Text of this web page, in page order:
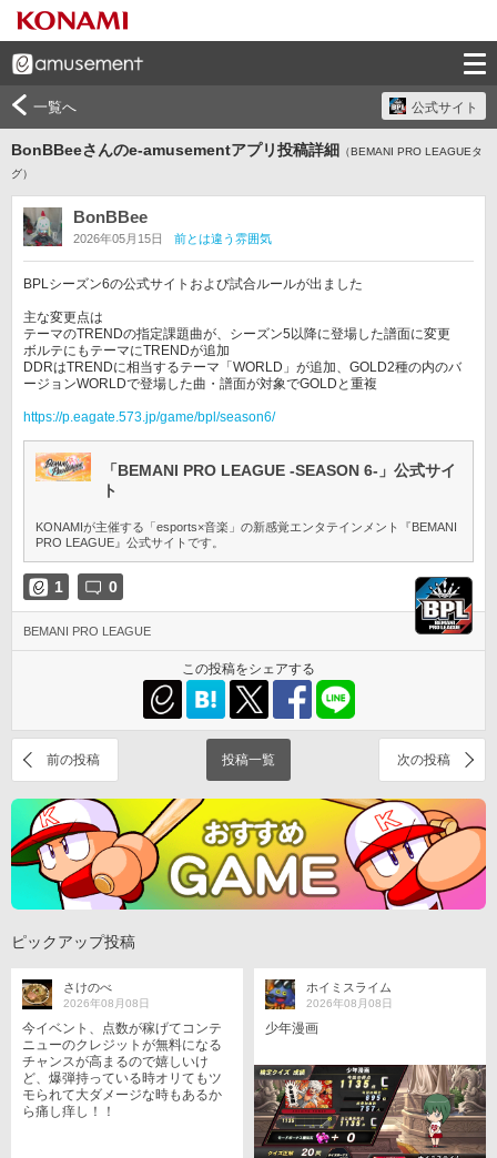
一覧へ 公式サイト
BonBBeeさんのe-amusementアプリ投稿詳細 （BEMANI PRO LEAGUEタ
グ）
BonBBee
2026年05月15日 前とは違う雰囲気
BPLシーズン6の公式サイトおよび試合ルールが出ました
主な変更点は
テーマのTRENDの指定課題曲が、シーズン5以降に登場した譜面に変更
ボルテにもテーマにTRENDが追加
DDRはTRENDに相当するテーマ「WORLD」が追加、GOLD2種の内のバ
ージョンWORLDで登場した曲・譜面が対象でGOLDと重複
https://p.eagate.573.jp/game/bpl/season6/
「BEMANI PRO LEAGUE -SEASON 6-」公式サイ
ト
KONAMIが主催する「esports×音楽」の新感覚エンタテインメント『BEMANI
PRO LEAGUE』公式サイトです。
1 0
BEMANI PRO LEAGUE
この投稿をシェアする
前の投稿 投稿一覧 次の投稿
ピックアップ投稿
さけのべ
2026年08月08日
今イベント、点数が稼げてコンテ
ニューのクレジットが無料になる
チャンスが高まるので嬉しいけ
ど、爆弾持っている時オリてもツ
モられて大ダメージな時もあるか
ら痛し痒し！！
ホイミスライム
2026年08月08日
少年漫画